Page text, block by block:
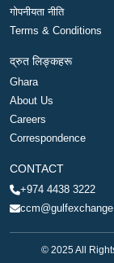
गोपनीयता नीति
Terms & Conditions
द्रुत लिङ्कहरू
Ghara
About Us
Careers
Correspondence
CONTACT
+974 4438 3222
© 2025 All